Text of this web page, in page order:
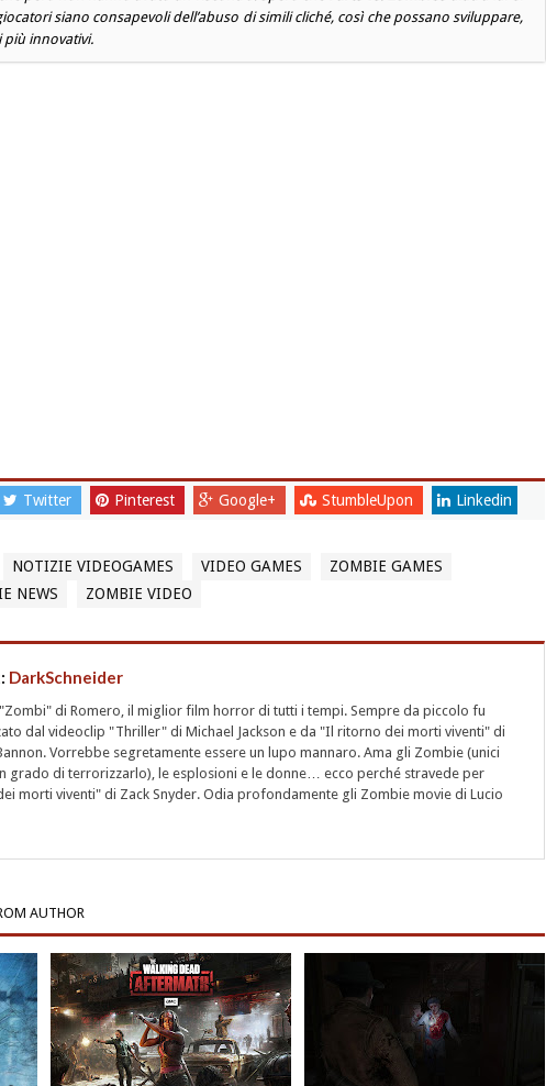
siano consapevoli dell’abuso di simili cliché, così che possano sviluppare,
più innovativi.
Twitter Pinterest Google+ StumbleUpon Linkedin
NOTIZIE VIDEOGAMES VIDEO GAMES
ZOMBIE GAMES
NEWS ZOMBIE VIDEO
DarkSchneider
di Romero, il miglior film horror di tutti i tempi. Sempre da piccolo fu
dal videoclip "Thriller" di Michael Jackson e da "Il ritorno dei morti viventi" di
Vorrebbe segretamente essere un lupo mannaro. Ama gli Zombie (unici
grado di terrorizzarlo), le esplosioni e le donne… ecco perché stravede per
dei morti viventi" di Zack Snyder. Odia profondamente gli Zombie movie di Lucio
AUTHOR